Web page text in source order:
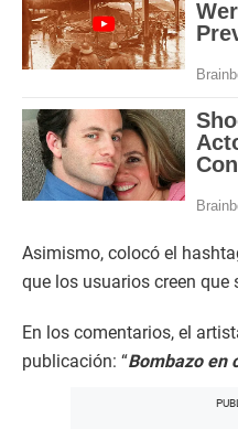
Asimismo, colocó el
que los usuarios creen que
En los comentarios, el
publicación: “Bombazo en